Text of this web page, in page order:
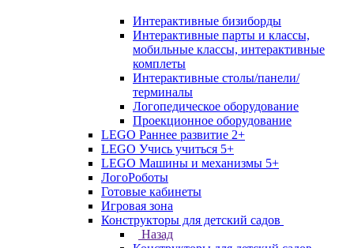
Интерактивные бизиборды
Интерактивные парты и классы,
мобильные классы, интерактивные
комплеты
Интерактивные столы/панели/
терминалы
Логопедическое оборудование
Проекционное оборудование
LEGO Раннее развитие 2+
LEGO Учись учиться 5+
LEGO Машины и механизмы 5+
ЛогоРоботы
Готовые кабинеты
Игровая зона
Конструкторы для детский садов
Назад